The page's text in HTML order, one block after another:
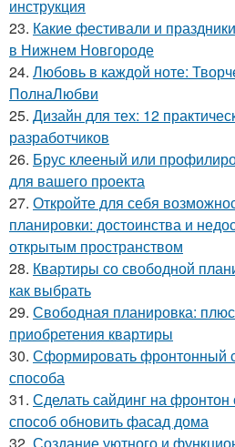
инструкция
23. Какие фестивали и
в Нижнем Новгороде
24. Любовь в каждой ноте:
ПолнаЛюбви
25. Дизайн для тех: 12
разработчиков
26. Брус клееный или
для вашего проекта
27. Откройте для себя
планировки: достоинства и
открытым пространством
28. Квартиры со свободной
как выбрать
29. Свободная планировка:
приобретения квартиры
30. Сформировать фронтонный
способа
31. Сделать сайдинг на
способ обновить фасад дома